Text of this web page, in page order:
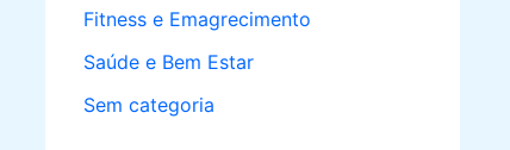
Fitness e Emagrecimento
Saúde e Bem Estar
Sem categoria